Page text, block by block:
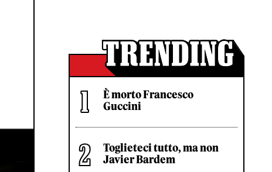
È morto Francesco
Guccini
Toglieteci tutto, ma non
Javier Bardem